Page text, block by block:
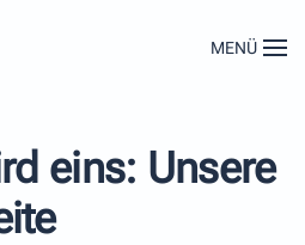
MENÜ
eins: Unsere